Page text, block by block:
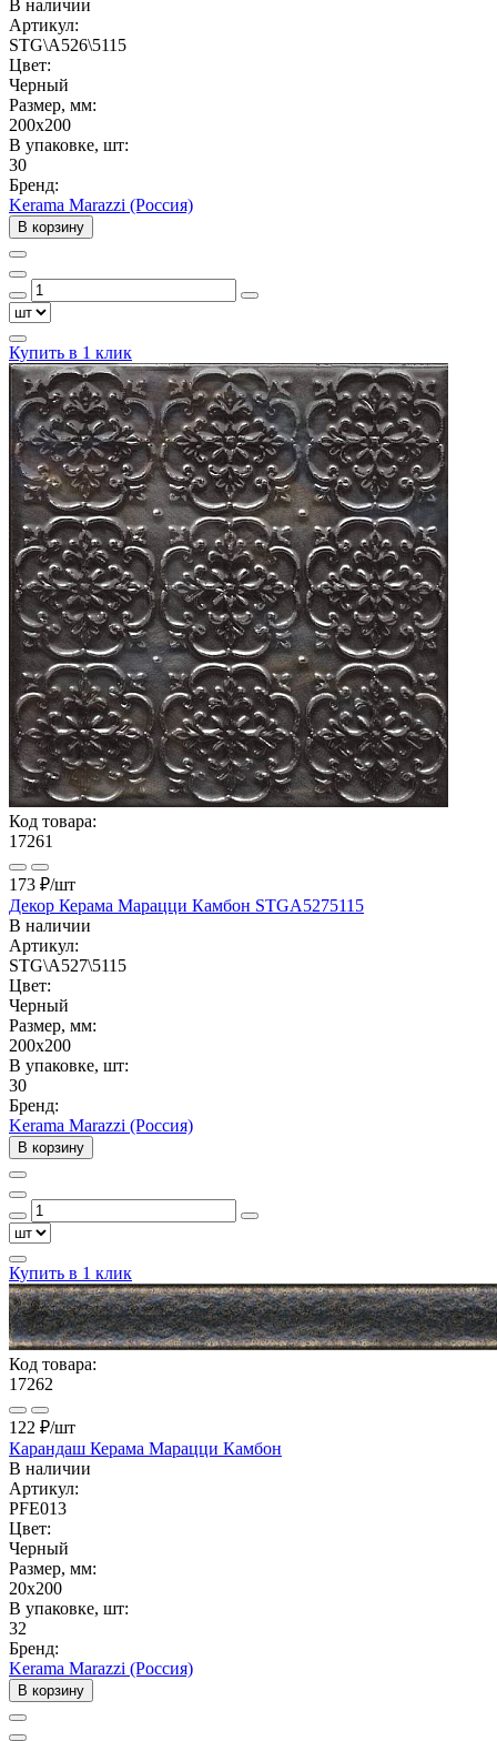
В наличии
Артикул:
STG\A526\5115
Цвет:
Черный
Размер, мм:
200x200
В упаковке, шт:
30
Бренд:
Kerama Marazzi (Россия)
В корзину
Купить в 1 клик
Код товара:
17261
173 ₽/шт
Декор Керама Марацци Камбон STGA5275115
В наличии
Артикул:
STG\A527\5115
Цвет:
Черный
Размер, мм:
200x200
В упаковке, шт:
30
Бренд:
Kerama Marazzi (Россия)
В корзину
Купить в 1 клик
Код товара:
17262
122 ₽/шт
Карандаш Керама Марацци Камбон
В наличии
Артикул:
PFE013
Цвет:
Черный
Размер, мм:
20x200
В упаковке, шт:
32
Бренд:
Kerama Marazzi (Россия)
В корзину